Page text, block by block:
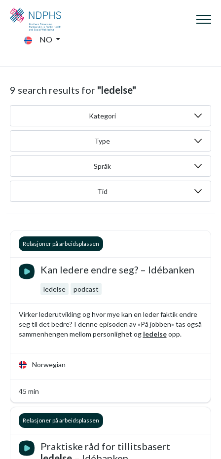
NO
9 search results for "ledelse"
Kategori
Type
Språk
Tid
Kan ledere endre seg? – Idébanken
ledelse podcast
Virker lederutvikling og hvor mye kan en leder faktik endre
seg til det bedre? I denne episoden av «På jobben» tas også
sammenhengen mellom personlighet og ledelseopp.
Norwegian
45 min
Relasjoner på arbeidsplassen
Praktiske råd for tillitsbasert
Relasjoner på arbeidsplassen